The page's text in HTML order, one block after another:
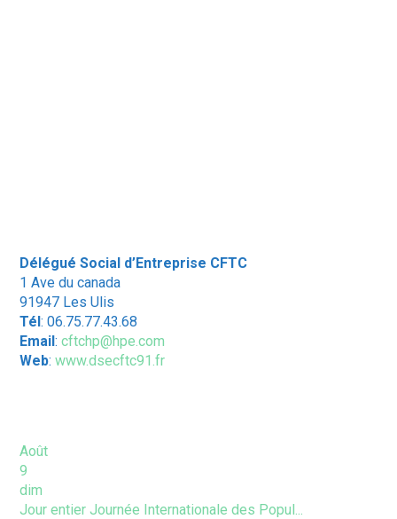
Délégué Social d’Entreprise CFTC
1 Ave du canada
91947 Les Ulis
Tél: 06.75.77.43.68
Email:cftchp@hpe.com
Web:www.dsecftc91.fr
Août
9
dim
Jour entierJournée Internationale des Popul...